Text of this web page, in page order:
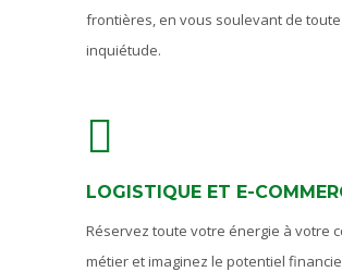
frontières, en vous soulevant de toute
inquiétude.
LOGISTIQUE ET E-
Réservez toute votre énergie à votre
métier et imaginez le potentiel